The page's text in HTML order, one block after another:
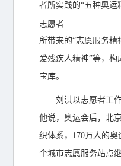
者所实践的“五种奥运
志愿者
所带来的“志愿服务精
爱残疾人精神”等，
宝库。
刘淇以志愿者工
他说，奥运会后，北
织体系，170万人的
个城市志愿服务站点